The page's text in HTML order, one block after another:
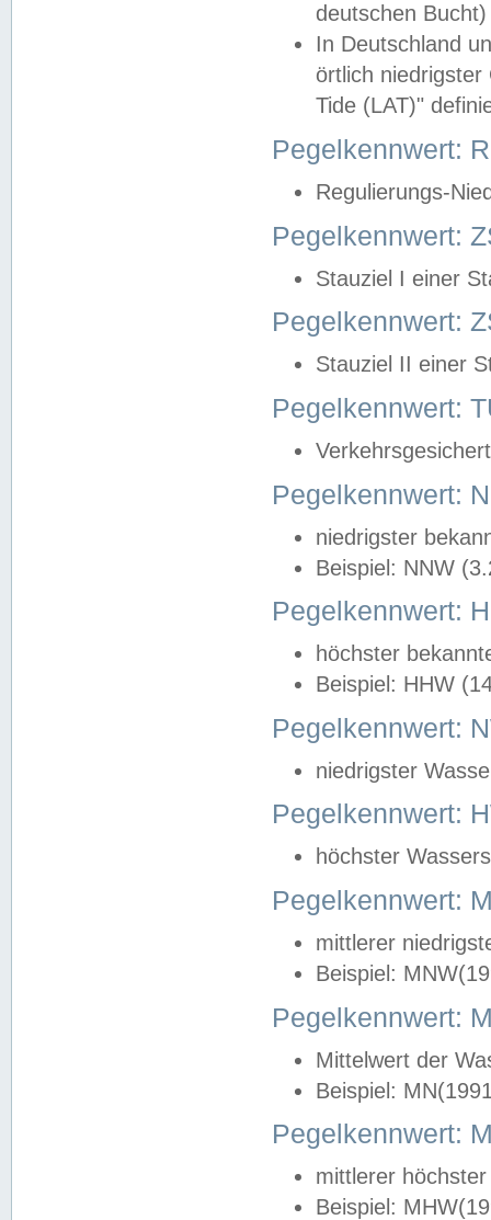
deutschen
In Deutschland
örtlich
Tide (LAT)"
Pegelkennwert:
Regulierungs-
Pegelkennwert:
Stauziel I einer
Pegelkennwert:
Stauziel II einer
Pegelkennwert:
Pegelkennwert:
niedrigster
Beispiel: NNW
Pegelkennwert:
höchster
Beispiel: HHW
Pegelkennwert:
niedrigster
Pegelkennwert:
höchster
Pegelkennwert:
mittlerer
Beispiel:
Pegelkennwert:
Mittelwert der
Beispiel:
Pegelkennwert:
mittlerer
Beispiel: